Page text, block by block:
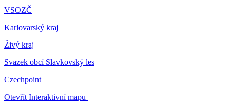
VSOZČ
Karlovarský kraj
Živý kraj
Svazek obcí Slavkovský les
Czechpoint
Otevřít Interaktivní mapu